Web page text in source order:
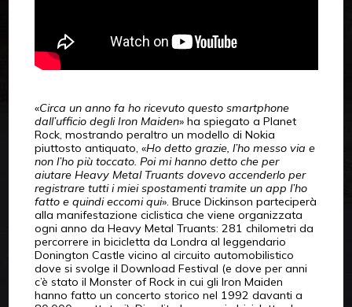
«Circa un anno fa ho ricevuto questo smartphone
dall’ufficio degli Iron Maiden» ha spiegato a Planet
Rock, mostrando peraltro un modello di Nokia
piuttosto antiquato, «Ho detto grazie, l’ho messo via e
non l’ho più toccato. Poi mi hanno detto che per
aiutare Heavy Metal Truants dovevo accenderlo per
registrare tutti i miei spostamenti tramite un app l’ho
fatto e quindi eccomi qui». Bruce Dickinson parteciperà
alla manifestazione ciclistica che viene organizzata
ogni anno da Heavy Metal Truants: 281 chilometri da
percorrere in bicicletta da Londra al leggendario
Donington Castle vicino al circuito automobilistico
dove si svolge il Download Festival (e dove per anni
c’è stato il Monster of Rock in cui gli Iron Maiden
hanno fatto un concerto storico nel 1992 davanti a